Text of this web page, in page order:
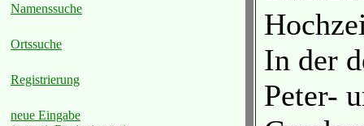
Namenssuche
Ortssuche
Registrierung
neue Eingabe
In der
Peter-